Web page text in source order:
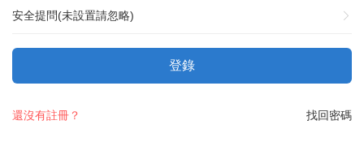
安全提問(未設置請忽略)
登錄
找回密碼
還沒有註冊？